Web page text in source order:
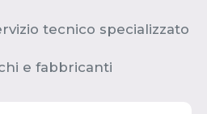
tecnico specializzato
e fabbricanti